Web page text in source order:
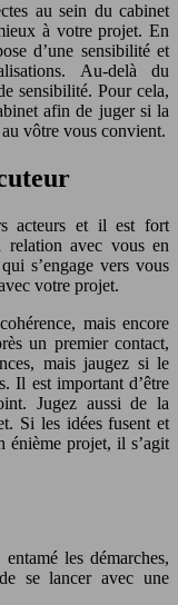
au sein du cabinet
à votre projet. En
d’une sensibilité et
Au-delà du
sensibilité. Pour cela,
afin de juger si la
vôtre vous convient.
acteurs et il est fort
relation avec vous en
s’engage vers vous
votre projet.
mais encore
un premier contact,
mais jaugez si le
Il est important d’être
Jugez aussi de la
Si les idées fusent et
énième projet, il s’agit
les démarches,
se lancer avec une